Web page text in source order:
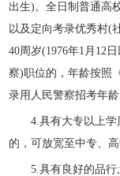
出生)。全日制普通高
以及定向考录优秀村(
40周岁(1976年1月12
察)职位的，年龄按照
录用人民警察招考年
4.具有大专以上学
的，可放宽至中专、
5.具有良好的品行;